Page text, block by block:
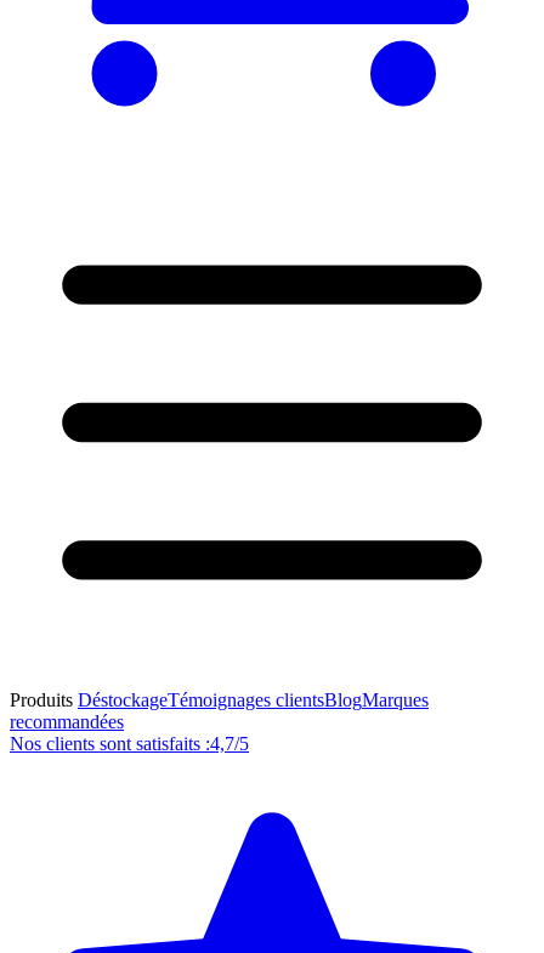
Produits DéstockageTémoignages clientsBlogMarques
recommandées
Nos clients sont satisfaits :4,7/5